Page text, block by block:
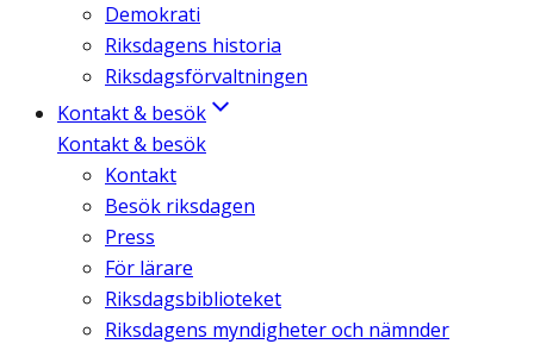
Demokrati
Riksdagens historia
Riksdagsförvaltningen
Kontakt & besök
Kontakt & besök
Kontakt
Besök riksdagen
Press
För lärare
Riksdagsbiblioteket
Riksdagens myndigheter och nämnder